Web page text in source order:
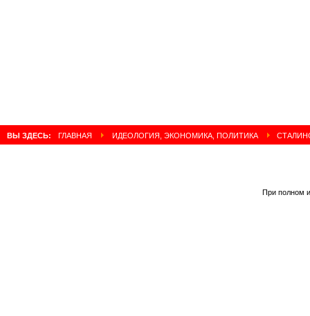
ВЫ ЗДЕСЬ: ГЛАВНАЯ ИДЕОЛОГИЯ, ЭКОНОМИКА, ПОЛИТИКА
При полном